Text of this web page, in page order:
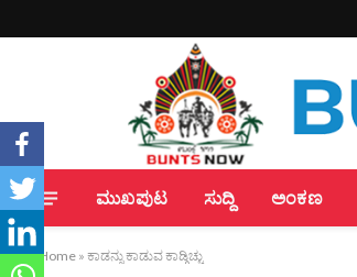
ಮುಖಪುಟ ಸುದ್ದಿ ಅಂಕಣ
Home » ಕಾಡನ್ನು ಕಾಡುವ ಕಾಡ್ಗಿಚ್ಚು